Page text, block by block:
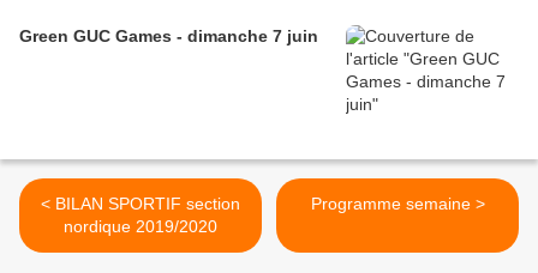
Green GUC Games - dimanche 7 juin
< BILAN SPORTIF section
nordique 2019/2020
Programme semaine >